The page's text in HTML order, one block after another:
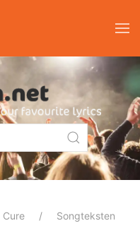
Cure Songteksten